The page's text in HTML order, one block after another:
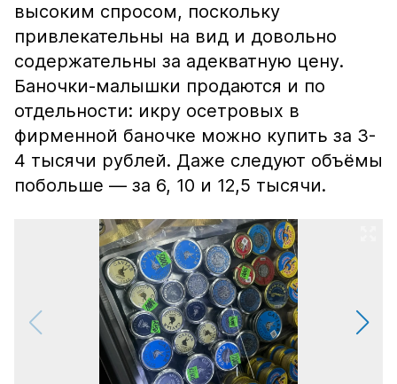
высоким спросом, поскольку
привлекательны на вид и довольно
содержательны за адекватную цену.
Баночки-малышки продаются и по
отдельности: икру осетровых в
фирменной баночке можно купить за 3-
4 тысячи рублей. Даже следуют объёмы
побольше — за 6, 10 и 12,5 тысячи.